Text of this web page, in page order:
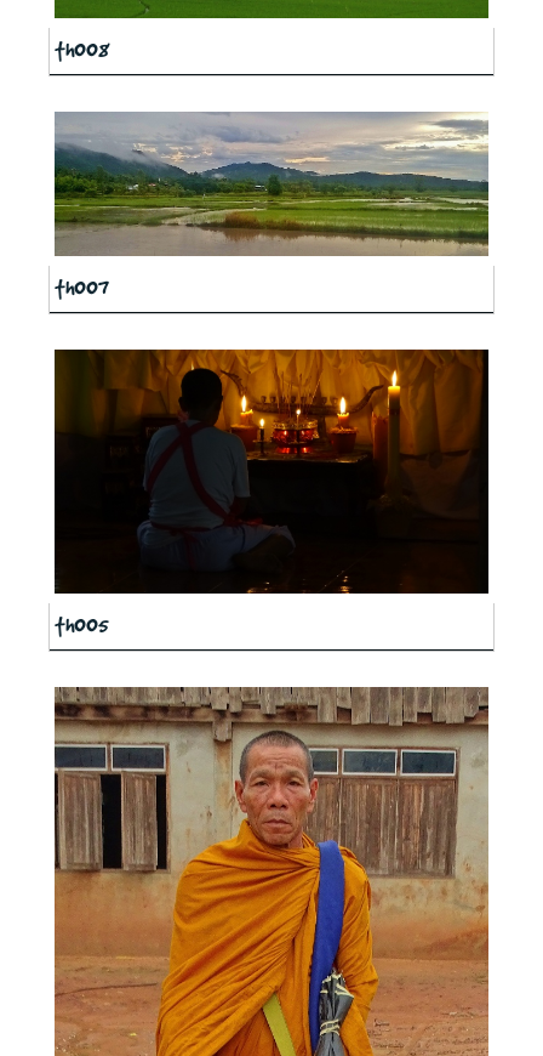
th008
th007
th005